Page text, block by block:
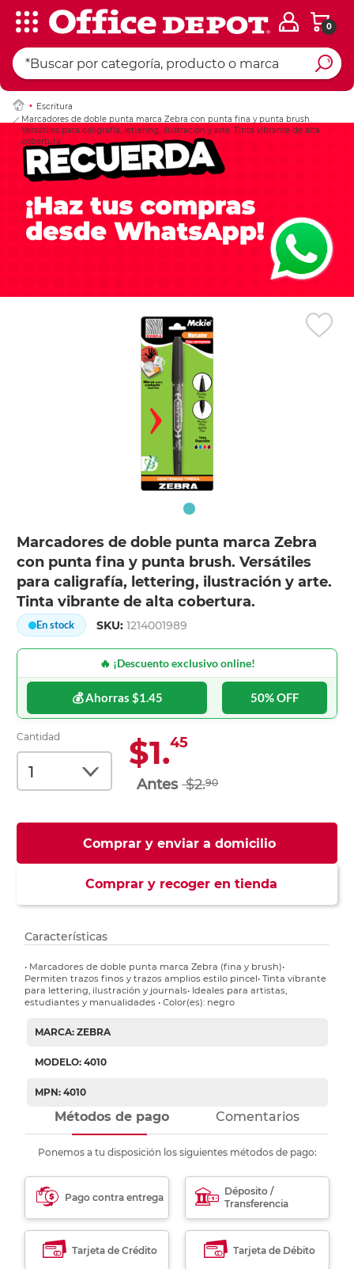
0
Escritura
Marcadores de doble punta marca Zebra con punta fina y punta brush.
Versátiles para caligrafía, lettering, ilustración y arte. Tinta vibrante de alta
cobertura.
Marcadores de doble punta marca Zebra
con punta fina y punta brush. Versátiles
para caligrafía, lettering, ilustración y arte.
Tinta vibrante de alta cobertura.
En stock SKU:1214001989
🔥 ¡Descuento exclusivo online!
💰 Ahorras $1.45 50% OFF
Cantidad $1.45
$2.90
Comprar y enviar a domicilio
Comprar y recoger en tienda
Ingresar Codigo
Características
• Marcadores de doble punta marca Zebra (fina y brush)•
Permiten trazos finos y trazos amplios estilo pincel• Tinta vibrante
para lettering, ilustración y journals• Ideales para artistas,
estudiantes y manualidades • Color(es): negro
MARCA: ZEBRA
MODELO: 4010
MPN: 4010
Métodos de pago Comentarios
Ponemos a tu disposición los siguientes métodos de pago:
Pago contra entrega
Déposito /
Transferencia
Tarjeta de Crédito Tarjeta de Débito